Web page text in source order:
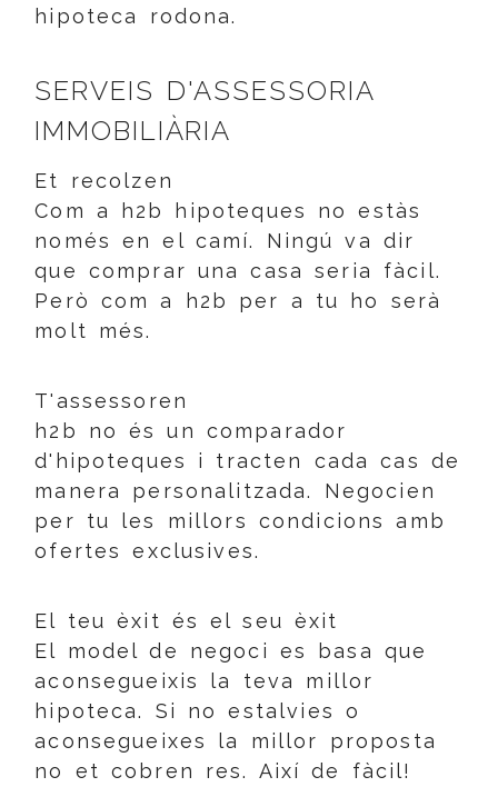
hipoteca rodona.
SERVEIS D'ASSESSORIA
IMMOBILIÀRIA
Et recolzen
Com a h2b hipoteques no estàs
només en el camí. Ningú va dir
que comprar una casa seria fàcil.
Però com a h2b per a tu ho serà
molt més.
T'assessoren
h2b no és un comparador
d'hipoteques i tracten cada cas de
manera personalitzada. Negocien
per tu les millors condicions amb
ofertes exclusives.
El teu èxit és el seu èxit
El model de negoci es basa que
aconsegueixis la teva millor
hipoteca. Si no estalvies o
aconsegueixes la millor proposta
no et cobren res. Així de fàcil!